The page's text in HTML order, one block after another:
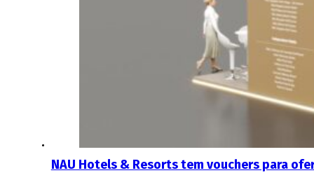
NAU Hotels & Resorts tem vouchers para